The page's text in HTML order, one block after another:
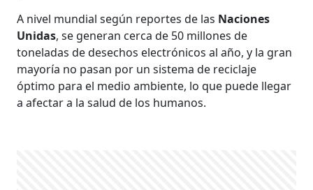
A nivel mundial según reportes de las Naciones
Unidas, se generan cerca de 50 millones de
toneladas de desechos electrónicos al año, y la gran
mayoría no pasan por un sistema de reciclaje
óptimo para el medio ambiente, lo que puede llegar
a afectar a la salud de los humanos.